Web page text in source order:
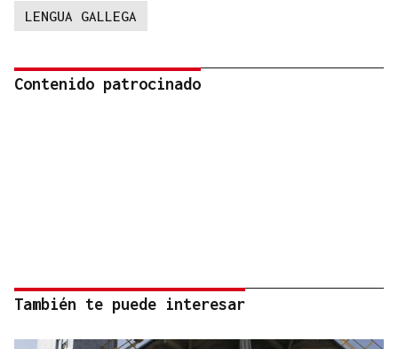
LENGUA GALLEGA
Contenido patrocinado
También te puede interesar